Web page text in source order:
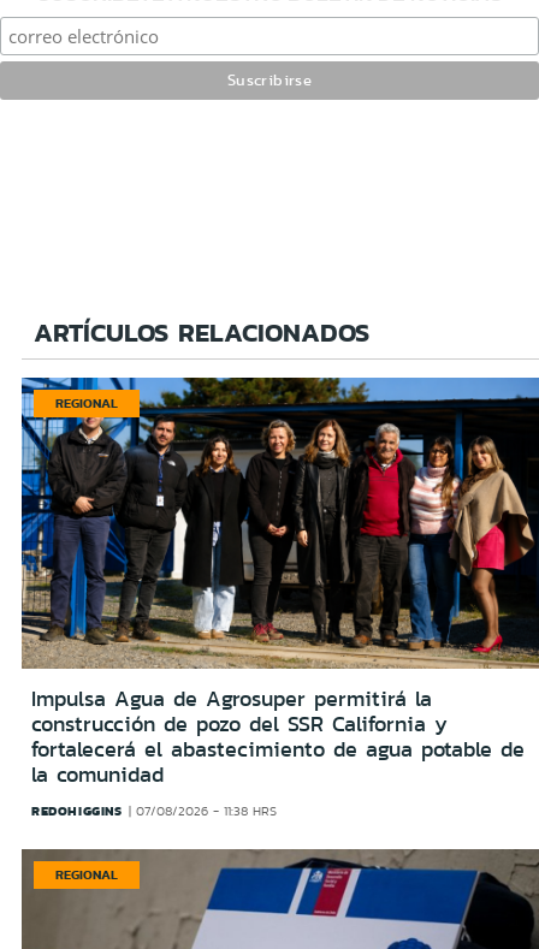
ARTÍCULOS RELACIONADOS
REGIONAL
Impulsa Agua de Agrosuper permitirá la
construcción de pozo del SSR California y
fortalecerá el abastecimiento de agua potable de
la comunidad
REDOHIGGINS 07/08/2026 - 11:38 HRS
REGIONAL